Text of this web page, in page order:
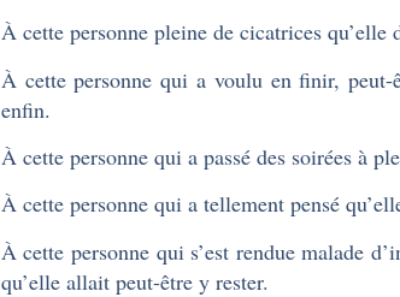
À cette personne pleine de cicatrices qu’elle
À cette personne qui a voulu en finir, peut-
enfin.
À cette personne qui a passé des soirées à
À cette personne qui a tellement pensé
À cette personne qui s’est rendue malade
qu’elle allait peut-être y rester.